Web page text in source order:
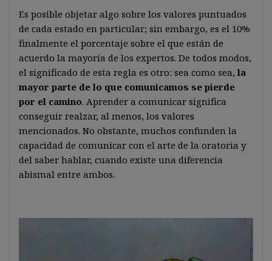
Es posible objetar algo sobre los valores puntuados
de cada estado en particular; sin embargo, es el 10%
finalmente el porcentaje sobre el que están de
acuerdo la mayoría de los expertos. De todos modos,
el significado de esta regla es otro: sea como sea,la
mayor parte de lo que comunicamos se pierde
por el camino. Aprender a comunicar significa
conseguir realzar, al menos, los valores
mencionados. No obstante, muchos confunden la
capacidad de comunicar con el arte de la oratoria y
del saber hablar, cuando existe una diferencia
abismal entre ambos.